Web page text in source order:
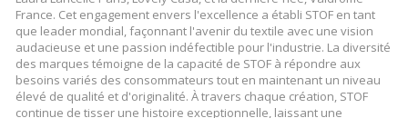
France. Cet engagement envers l'excellence a établi STOF en tant
que leader mondial, façonnant l'avenir du textile avec une vision
audacieuse et une passion indéfectible pour l'industrie. La diversité
des marques témoigne de la capacité de STOF à répondre aux
besoins variés des consommateurs tout en maintenant un niveau
élevé de qualité et d'originalité. À travers chaque création, STOF
continue de tisser une histoire exceptionnelle, laissant une